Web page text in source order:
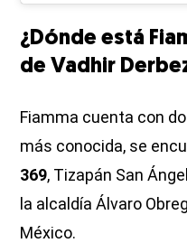
¿Dónde está
de Vadhir
Fiamma cuenta con
más conocida, se
369, Tizapán San
la alcaldía Álvaro
México.